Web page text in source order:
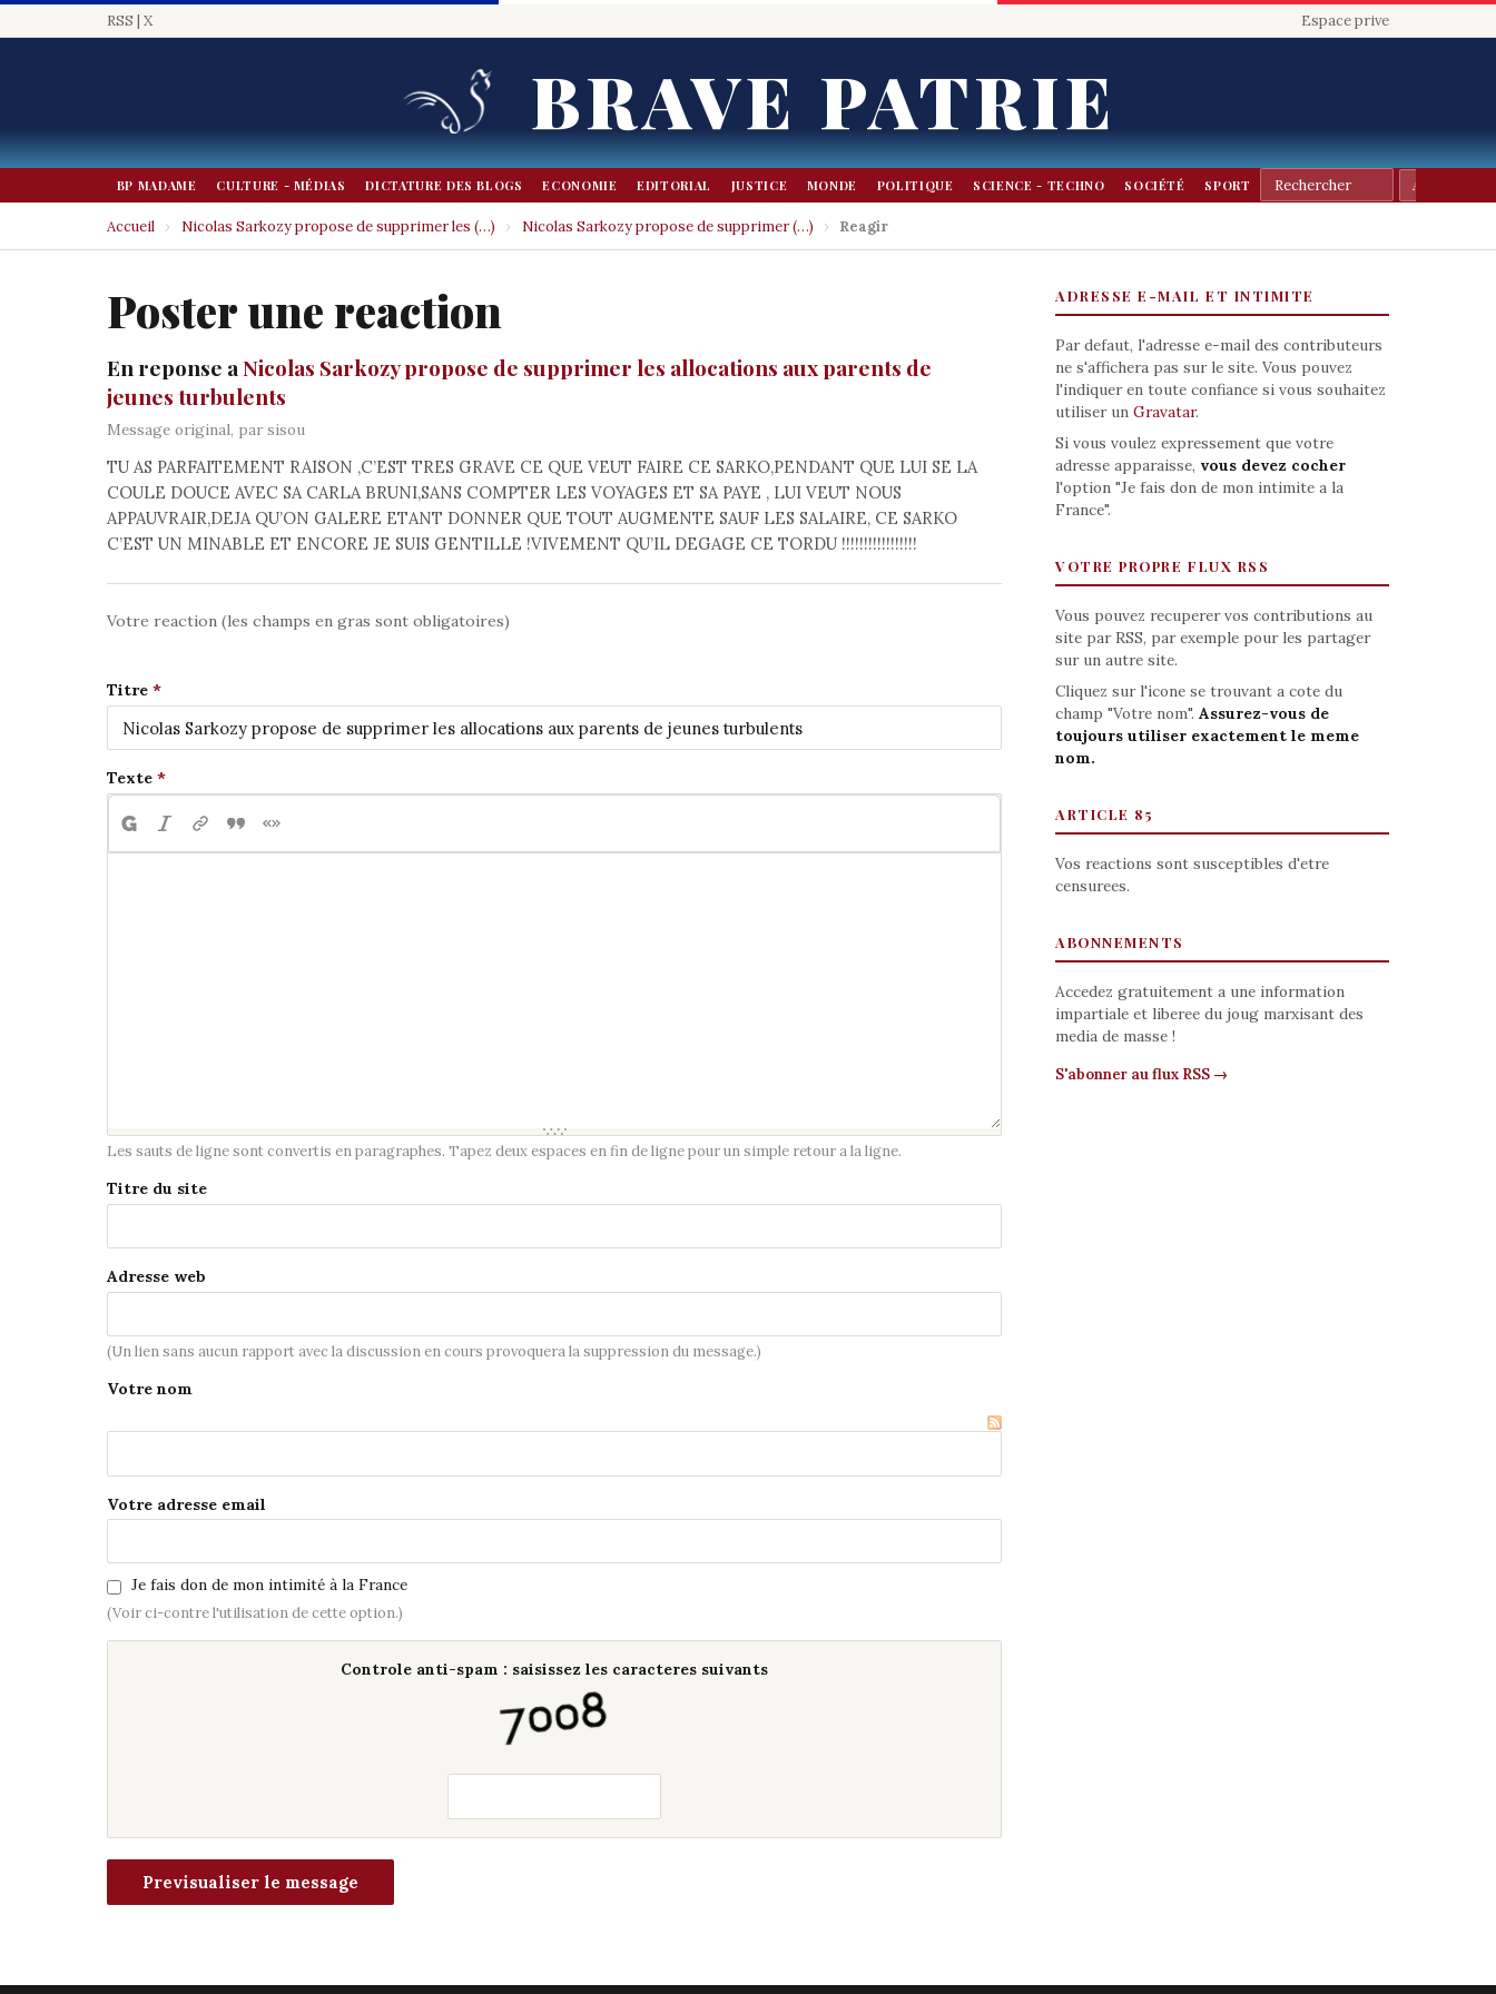
RSS | X Espace prive
BRAVE PATRIE
BP MADAME CULTURE - MÉDIAS DICTATURE DES BLOGS ECONOMIE EDITORIAL JUSTICE MONDE POLITIQUE SCIENCE - TECHNO SOCIÉTÉ SPORT
Accueil › Nicolas Sarkozy propose de supprimer les (…) › Nicolas Sarkozy propose de supprimer (…) › Reagir
Poster une reaction
En reponse aNicolas Sarkozy propose de supprimer les allocations aux parents de
jeunes turbulents
Message original, par sisou
TU AS PARFAITEMENT RAISON ,C’EST TRES GRAVE CE QUE VEUT FAIRE CE SARKO,PENDANT QUE LUI SE LA
COULE DOUCE AVEC SA CARLA BRUNI,SANS COMPTER LES VOYAGES ET SA PAYE , LUI VEUT NOUS
APPAUVRAIR,DEJA QU’ON GALERE ETANT DONNER QUE TOUT AUGMENTE SAUF LES SALAIRE, CE SARKO
C’EST UN MINABLE ET ENCORE JE SUIS GENTILLE !VIVEMENT QU’IL DEGAGE CE TORDU !!!!!!!!!!!!!!!!!
Votre reaction (les champs en gras sont obligatoires)
Titre
Texte
Les sauts de ligne sont convertis en paragraphes. Tapez deux espaces en fin de ligne pour un simple retour a la ligne.
Titre du site
Adresse web
(Un lien sans aucun rapport avec la discussion en cours provoquera la suppression du message.)
Votre nom
Votre adresse email
Je fais don de mon intimité à la France
(Voir ci-contre l'utilisation de cette option.)
Controle anti-spam : saisissez les caracteres suivants
ADRESSE E-MAIL ET INTIMITE
Par defaut, l'adresse e-mail des contributeurs
ne s'affichera pas sur le site. Vous pouvez
l'indiquer en toute confiance si vous souhaitez
utiliser un Gravatar.
Si vous voulez expressement que votre
adresse apparaisse, vous devez cocher
l'option "Je fais don de mon intimite a la
France".
VOTRE PROPRE FLUX RSS
Vous pouvez recuperer vos contributions au
site par RSS, par exemple pour les partager
sur un autre site.
Cliquez sur l'icone se trouvant a cote du
champ "Votre nom". Assurez-vous de
toujours utiliser exactement le meme
nom.
ARTICLE 85
Vos reactions sont susceptibles d'etre
censurees.
ABONNEMENTS
Accedez gratuitement a une information
impartiale et liberee du joug marxisant des
media de masse !
S'abonner au flux RSS →